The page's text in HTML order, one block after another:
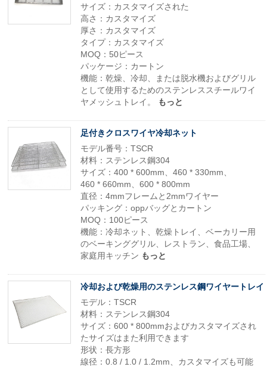
サイズ：カスタマイズされた
高さ：カスタマイズ
厚さ：カスタマイズ
タイプ：カスタマイズ
MOQ：50ピース
パッケージ：カートン
機能：乾燥、冷却、または脱水機およびグリル
として使用するためのステンレススチールワイ
ヤメッシュトレイ。
もっと
足付きクロスワイヤ冷却ネット
モデル番号：TSCR
材料：ステンレス鋼304
サイズ：400 * 600mm、460 * 330mm、
460 * 660mm、600 * 800mm
直径：4mmフレームと2mmワイヤー
パッキング：oppバッグとカートン
MOQ：100ピース
機能：冷却ネット、乾燥トレイ、ベーカリー用
のベーキンググリル、レストラン、食品工場、
家庭用キッチン もっと
冷却および乾燥用のステンレス鋼ワイヤートレイ
モデル：TSCR
材料：ステンレス鋼304
サイズ：600 * 800mmおよびカスタマイズされ
たサイズはまた利用できます
形状：長方形
線径：0.8 / 1.0 / 1.2mm、カスタマイズも可能